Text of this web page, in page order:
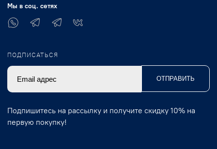
Мы в соц. сетях
ПОДПИСАТЬСЯ
ОТПРАВИТЬ
Подпишитесь на рассылку и получите скидку 10% на
первую покупку!